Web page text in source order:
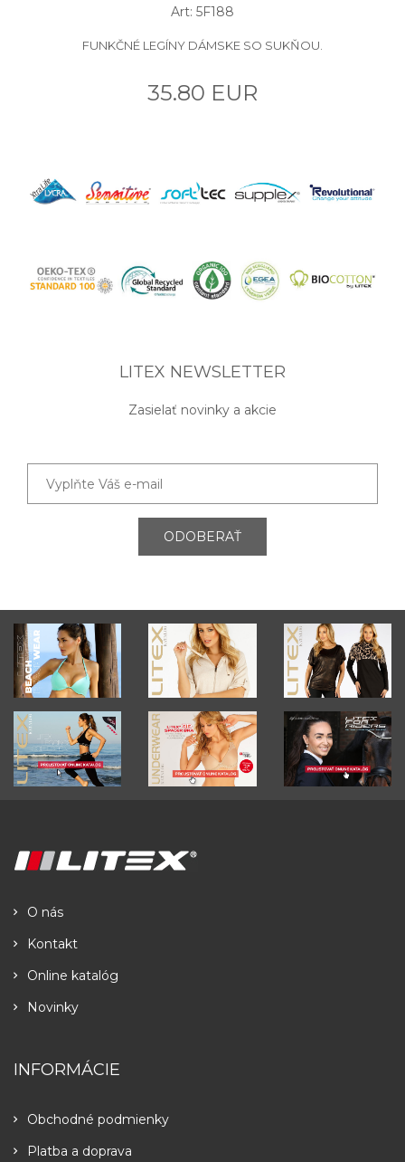
Art: 5F188
FUNKČNÉ LEGÍNY DÁMSKE SO SUKŇOU.
35.80 EUR
LITEX NEWSLETTER
Zasielať novinky a akcie
ODOBERAŤ
O nás
Kontakt
Online katalóg
Novinky
INFORMÁCIE
Obchodné podmienky
Platba a doprava